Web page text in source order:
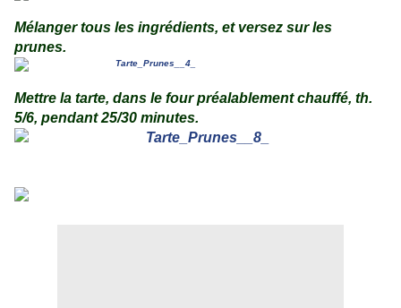
Mélanger tous les ingrédients, et versez sur les
prunes.
Mettre la tarte, dans le four préalablement chauffé, th.
5/6, pendant 25/30 minutes.